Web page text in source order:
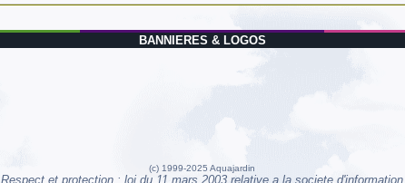
BANNIERES & LOGOS
(c) 1999-2025 Aquajardin
Respect et protection : loi du 11 mars 2003 relative a la societe d'information